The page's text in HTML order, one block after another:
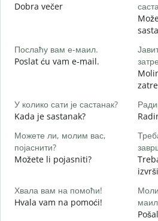
Dobra večer
Послаћу вам е-маил.
Poslat ću vam e-mail.
У колико сати је састанак?
Kada je sastanak?
Можете ли, молим вас,
појаснити?
Možete li pojasniti?
Хвала вам на помоћи!
Hvala vam na pomoći!
маил